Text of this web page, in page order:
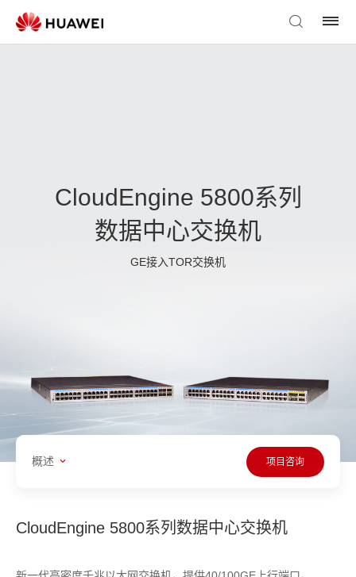
CloudEngine 5800系列
数据中心交换机
GE接入TOR交换机
概述 项目咨询
CloudEngine 5800系列数据中心交换机